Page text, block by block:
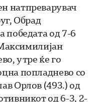
натпреварувач
Обрад
победата од 7-6
утре ќе го
попладнево со
Орлов (493.) од
од 6-3, 2-